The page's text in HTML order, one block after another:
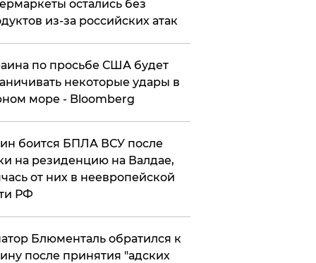
остались без
из-за российских атак
по просьбе США будет
некоторые удары в
море - Bloomberg
боится БПЛА ВСУ после
на резиденцию на Валдае,
от них в неевропейской
РФ
Блюменталь обратился к
после принятия "адских